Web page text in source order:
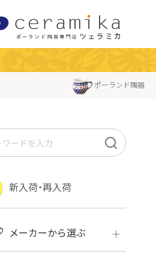
ポーランド陶器
新入荷・再入荷
メーカーから選ぶ